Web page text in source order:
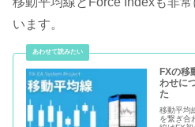
います。
FXの移
わせに
た
移動平均
を繋ぎ合